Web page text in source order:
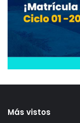
Más vistos